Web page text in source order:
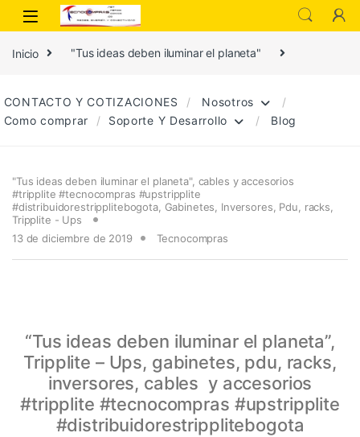
Inicio "Tus ideas deben iluminar el planeta"
CONTACTO Y COTIZACIONES
Nosotros
Como comprar
Soporte Y Desarrollo Blog
"Tus ideas deben iluminar el planeta", cables y accesorios
#tripplite #tecnocompras #upstripplite
#distribuidorestripplitebogota, Gabinetes Inversores Pdu racks
Tripplite - Ups
13 de diciembre de 2019
Tecnocompras
“Tus ideas deben iluminar el planeta”,
Tripplite – Ups, gabinetes, pdu, racks,
inversores, cables y accesorios
#tripplite #tecnocompras #upstripplite
#distribuidorestripplitebogota